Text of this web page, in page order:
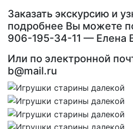
Заказать экскурсию и
подробнее Вы можете
906-195-34-11 — Елена
Или по электронной
b@mail.ru